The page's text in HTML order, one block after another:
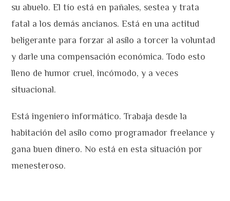
su abuelo. El tío está en pañales, sestea y trata
fatal a los demás ancianos. Está en una actitud
beligerante para forzar al asilo a torcer la voluntad
y darle una compensación económica. Todo esto
lleno de humor cruel, incómodo, y a veces
situacional.
Está ingeniero informático. Trabaja desde la
habitación del asilo como programador freelance y
gana buen dinero. No está en esta situación por
menesteroso.